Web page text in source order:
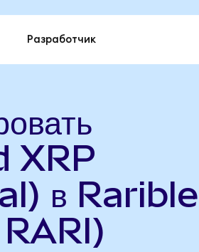
Разработчик
XRP
в Rarible